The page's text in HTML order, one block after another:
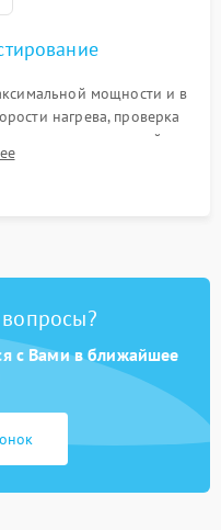
мощности и в
нагрева, проверка
достижении заданной
утечек тока.
с Вами в ближайшее